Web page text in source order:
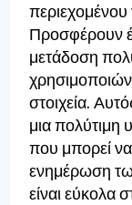
Προσφέρουν
μετάδοση
στοιχεία.
μια πολύτιμη
που μπορεί
ενημέρωση
είναι εύκολα